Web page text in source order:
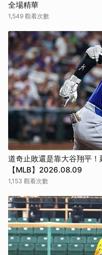
全場精華
1,549 觀看次數
道奇止敗還是靠大谷翔平
【MLB】2026.08.09
1,153 觀看次數